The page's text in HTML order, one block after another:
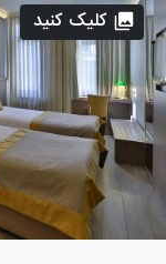
کلیک کنید